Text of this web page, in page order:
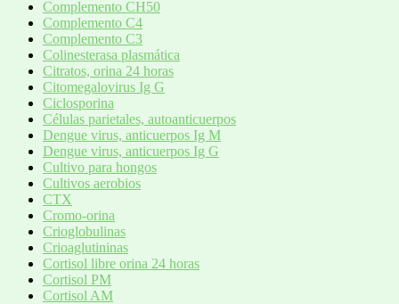
Complemento CH50
Complemento C4
Complemento C3
Colinesterasa plasmática
Citratos, orina 24 horas
Citomegalovirus Ig G
Ciclosporina
Células parietales, autoanticuerpos
Dengue virus, anticuerpos Ig M
Dengue virus, anticuerpos Ig G
Cultivo para hongos
Cultivos aerobios
CTX
Cromo-orina
Crioglobulinas
Crioaglutininas
Cortisol libre orina 24 horas
Cortisol PM
Cortisol AM